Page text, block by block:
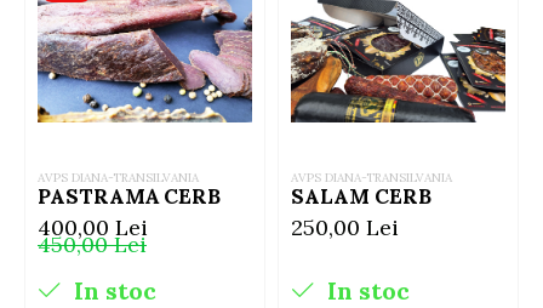
AVPS DIANA-TRANSILVANIA
PASTRAMĂ CERB
450,00 Lei
400,00 Lei
In stoc
AVPS DIANA-TRANSILVANIA
SALAM CERB
250,00 Lei
In stoc